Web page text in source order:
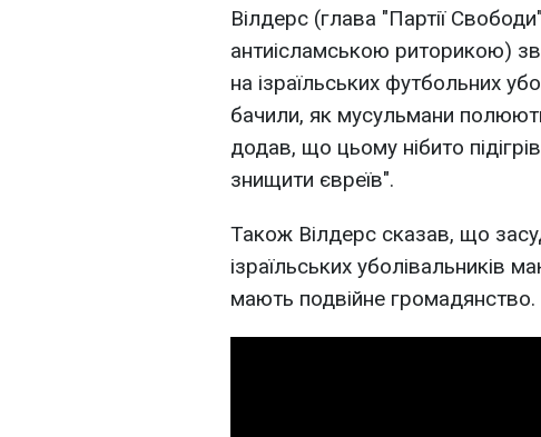
Вілдерс (глава "Партії
антиісламською риторикою)
на ізраїльських футбольних
бачили, як мусульмани
додав, що цьому нібито
знищити євреїв".
Також Вілдерс сказав, що
ізраїльських уболівальників
мають подвійне громадянство.